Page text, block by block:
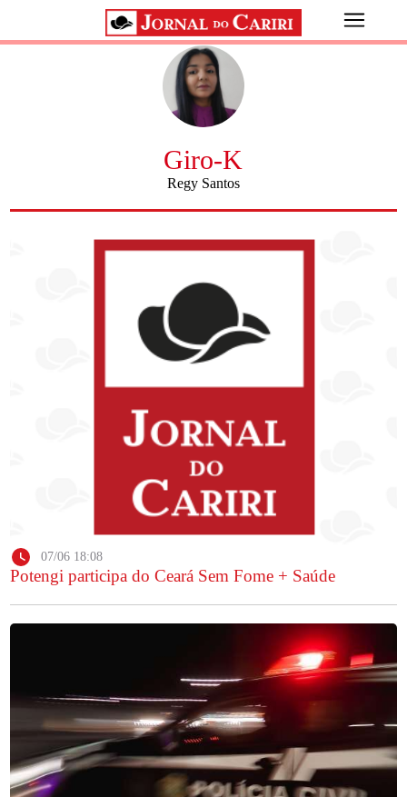
Giro-K
Regy Santos
07/06 18:08
Potengi participa do Ceará Sem Fome + Saúde